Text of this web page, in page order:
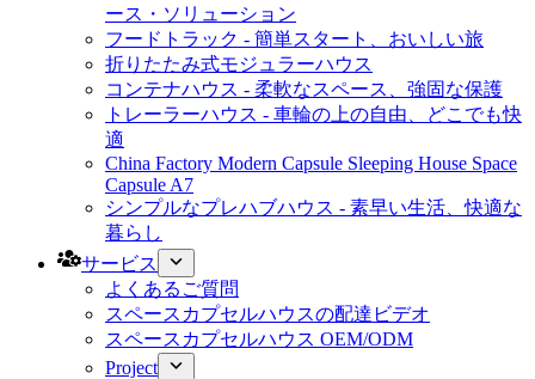
ース・ソリューション
フードトラック - 簡単スタート、おいしい旅
折りたたみ式モジュラーハウス
コンテナハウス - 柔軟なスペース、強固な保護
トレーラーハウス - 車輪の上の自由、どこでも快
適
China Factory Modern Capsule Sleeping House Space
Capsule A7
シンプルなプレハブハウス - 素早い生活、快適な
暮らし
サービス
よくあるご質問
スペースカプセルハウスの配達ビデオ
スペースカプセルハウス OEM/ODM
Project